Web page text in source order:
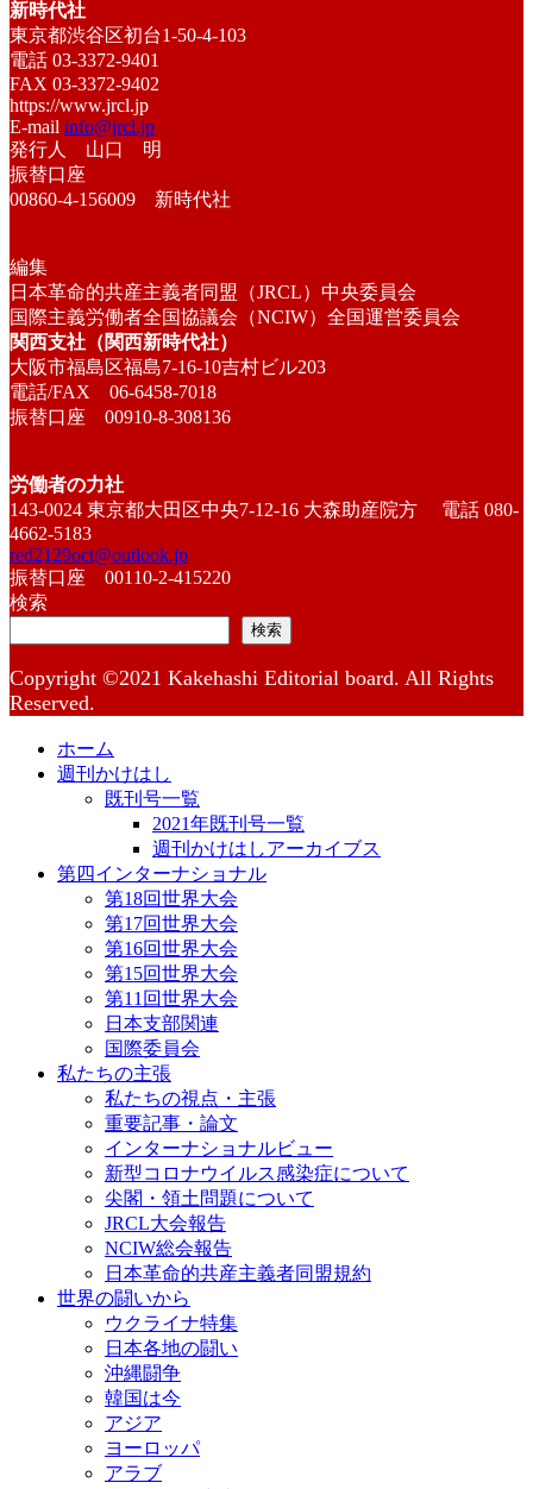
新時代社
東京都渋谷区初台1-50-4-103
電話 03-3372-9401
FAX 03-3372-9402
https://www.jrcl.jp
E-mail info@jrcl.jp
発行人 山口 明
振替口座
00860-4-156009 新時代社
編集
日本革命的共産主義者同盟（JRCL）中央委員会
国際主義労働者全国協議会（NCIW）全国運営委員会
関西支社（関西新時代社）
大阪市福島区福島7-16-10吉村ビル203
電話/FAX 06-6458-7018
振替口座 00910-8-308136
労働者の力社
143-0024 東京都大田区中央7-12-16 大森助産院方 電話 080-
4662-5183
red2129oct@outlook.jp
振替口座 00110-2-415220
検索
検索
Copyright ©2021 Kakehashi Editorial board. All Rights
Reserved.
ホーム
週刊かけはし
既刊号一覧
2021年既刊号一覧
週刊かけはしアーカイブス
第四インターナショナル
第18回世界大会
第17回世界大会
第16回世界大会
第15回世界大会
第11回世界大会
日本支部関連
国際委員会
私たちの主張
私たちの視点・主張
重要記事・論文
インターナショナルビュー
新型コロナウイルス感染症について
尖閣・領土問題について
JRCL大会報告
NCIW総会報告
日本革命的共産主義者同盟規約
世界の闘いから
ウクライナ特集
日本各地の闘い
沖縄闘争
韓国は今
アジア
ヨーロッパ
アラブ